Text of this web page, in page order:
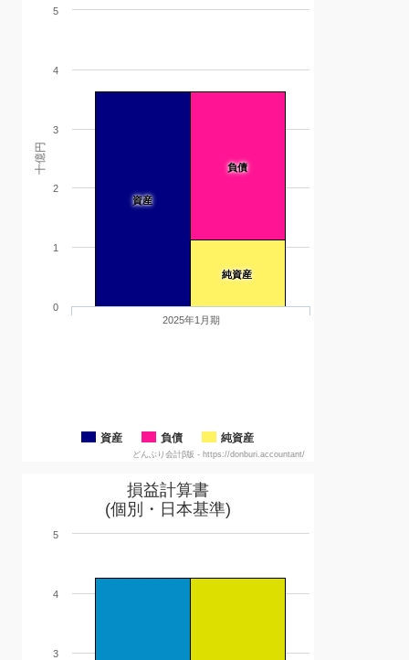
十億円
資産
負債
純資産
資産 負債 純資産
2025年1月期
0
1
2
3
4
5
どんぶり会計β版 - https://donburi.accountant/
損益計算書
(個別・日本基準)
3
4
5